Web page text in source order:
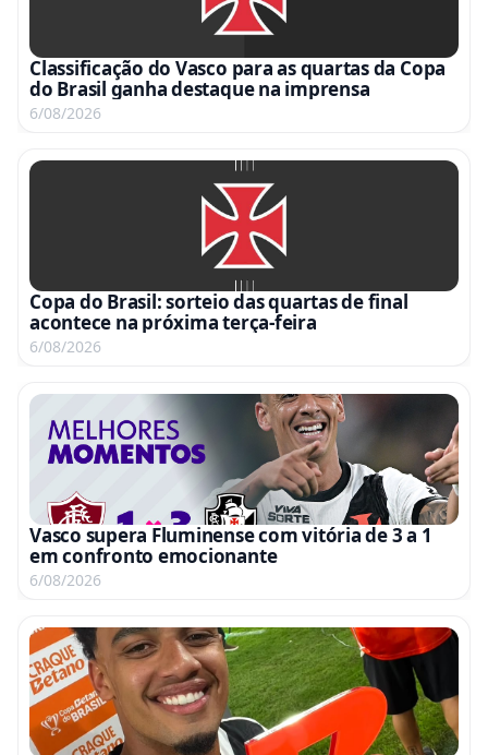
Classificação do Vasco para as quartas da Copa
do Brasil ganha destaque na imprensa
6/08/2026
Copa do Brasil: sorteio das quartas de final
acontece na próxima terça-feira
6/08/2026
Vasco supera Fluminense com vitória de 3 a 1
em confronto emocionante
6/08/2026